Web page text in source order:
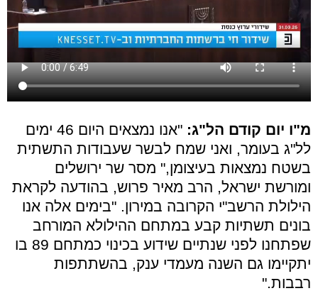
מ"ו יום קודם הל"ג:
"אנו נמצאים היום 46 ימים
לל"ג בעומר, ואני שמח לבשר שעבודות התשתית
בשטח נמצאות בעיצומן," מסר שר ירושלים
ומורשת ישראל, הרב מאיר פרוש, בהודעה לקראת
הילולת הרשב"י הקרובה במירון. "בימים אלה אנו
בונים תשתיות קבע במתחם ההילולא המורחב
שפתחנו לפני שנתיים שידוע בכינוי כמתחם 89 בו
יתקיימו גם השנה מעמדי ענק, בהשתתפות
רבבות."